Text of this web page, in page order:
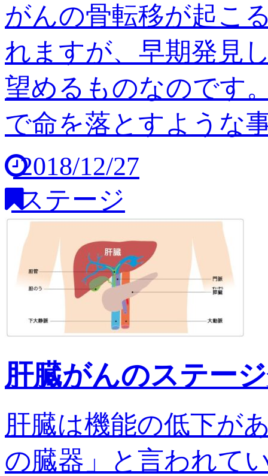
がんの骨転移が起こ
れますが、早期発見
望めるものなのです
で命を落とすような
2018/12/27
ステージ
肝臓がんのステー
肝臓は機能の低下が
の臓器」と言われて